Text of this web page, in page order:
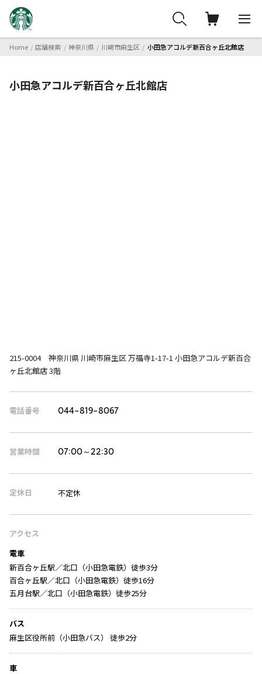
Home 店舗検索 神奈川県 川崎市麻生区 小田急アコルデ新百合ヶ丘北館店
小田急アコルデ新百合ヶ丘北館店
215-0004 神奈川県 川崎市麻生区 万福寺1-17-1 小田急アコルデ新百合
ヶ丘北館店 3階
電話番号 044-819-8067
営業時間 07:00～22:30
定休日 不定休
アクセス
電車
新百合ヶ丘駅／北口（小田急電鉄）徒歩3分
百合ヶ丘駅／北口（小田急電鉄）徒歩16分
五月台駅／北口（小田急電鉄）徒歩25分
バス
麻生区役所前（小田急バス） 徒歩2分
車